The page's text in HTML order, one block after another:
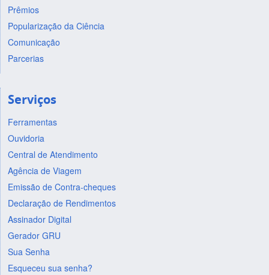
Prêmios
Popularização da Ciência
Comunicação
Parcerias
Serviços
Ferramentas
Ouvidoria
Central de Atendimento
Agência de Viagem
Emissão de Contra-cheques
Declaração de Rendimentos
Assinador Digital
Gerador GRU
Sua Senha
Esqueceu sua senha?